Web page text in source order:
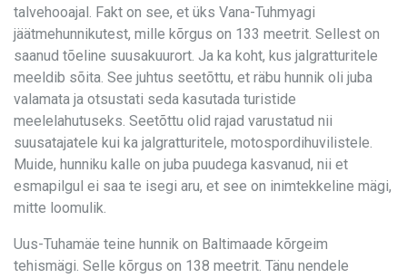
talvehooajal. Fakt on see, et üks Vana-Tuhmyagi
jäätmehunnikutest, mille kõrgus on 133 meetrit. Sellest on
saanud tõeline suusakuurort. Ja ka koht, kus jalgratturitele
meeldib sõita. See juhtus seetõttu, et räbu hunnik oli juba
valamata ja otsustati seda kasutada turistide
meelelahutuseks. Seetõttu olid rajad varustatud nii
suusatajatele kui ka jalgratturitele, motospordihuvilistele.
Muide, hunniku kalle on juba puudega kasvanud, nii et
esmapilgul ei saa te isegi aru, et see on inimtekkeline mägi,
mitte loomulik.
Uus-Tuhamäe teine hunnik on Baltimaade kõrgeim
tehismägi. Selle kõrgus on 138 meetrit. Tänu nendele